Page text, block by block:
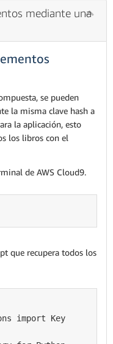
mediante una
se pueden
la misma clave hash a
la aplicación, esto
los libros con el
de AWS Cloud9.
que recupera todos los
import Key